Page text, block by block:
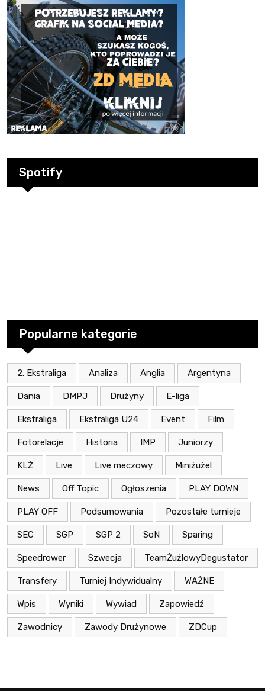
Spotify
Popularne kategorie
2. Ekstraliga Analiza Anglia Argentyna
Dania DMPJ Drużyny E-liga
Ekstraliga Ekstraliga U24 Event Film
Fotorelacje Historia IMP Juniorzy
KLŻ Live Live meczowy Miniżużel
News Off Topic Ogłoszenia PLAY DOWN
PLAY OFF Podsumowania Pozostałe turnieje
SEC SGP SGP 2 SoN Sparing
Speedrower Szwecja TeamŻużlowyDegustator
Transfery Turniej Indywidualny WAŻNE
Wpis Wyniki Wywiad Zapowiedź
Zawodnicy Zawody Drużynowe ZDCup